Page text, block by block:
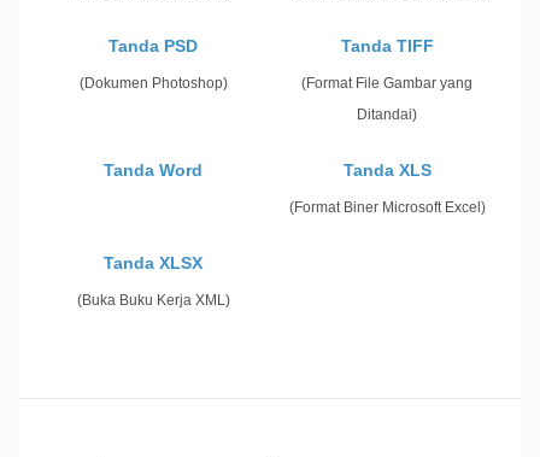
Tanda PSD
(Dokumen Photoshop)
Tanda TIFF
(Format File Gambar yang
Ditandai)
Tanda Word Tanda XLS
(Format Biner Microsoft Excel)
Tanda XLSX
(Buka Buku Kerja XML)